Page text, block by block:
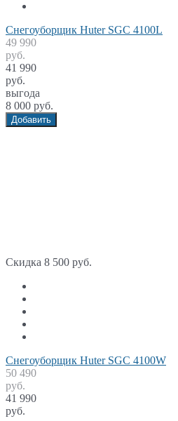
Снегоуборщик Huter SGC 4100L
49 990
руб.
41 990
руб.
выгода
8 000 руб.
Добавить
Скидка 8 500 руб.
Снегоуборщик Huter SGC 4100W
50 490
руб.
41 990
руб.